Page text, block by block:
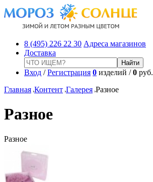
8 (495) 226 22 30 Адреса магазинов
Доставка
Вход /Регистрация 0 изделий /0 руб.
Главная Контент Галерея Разное
Разное
Разное